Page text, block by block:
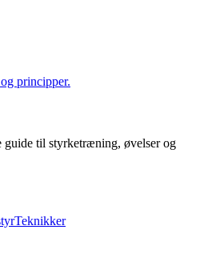
principper.
guide til styrketræning, øvelser og
Teknikker